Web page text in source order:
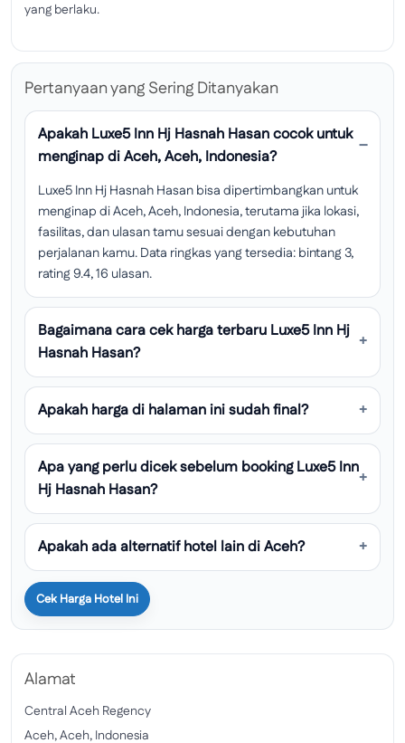
yang berlaku.
Pertanyaan yang Sering Ditanyakan
Apakah Luxe5 Inn Hj Hasnah Hasan cocok untuk
menginap di Aceh, Aceh, Indonesia?
Luxe5 Inn Hj Hasnah Hasan bisa dipertimbangkan untuk
menginap di Aceh, Aceh, Indonesia, terutama jika lokasi,
fasilitas, dan ulasan tamu sesuai dengan kebutuhan
perjalanan kamu. Data ringkas yang tersedia: bintang 3,
rating 9.4, 16 ulasan.
Bagaimana cara cek harga terbaru Luxe5 Inn Hj
Hasnah Hasan?
Apakah harga di halaman ini sudah final?
Apa yang perlu dicek sebelum booking Luxe5 Inn
Hj Hasnah Hasan?
Apakah ada alternatif hotel lain di Aceh?
Cek Harga Hotel Ini
Alamat
Central Aceh Regency
Aceh, Aceh, Indonesia